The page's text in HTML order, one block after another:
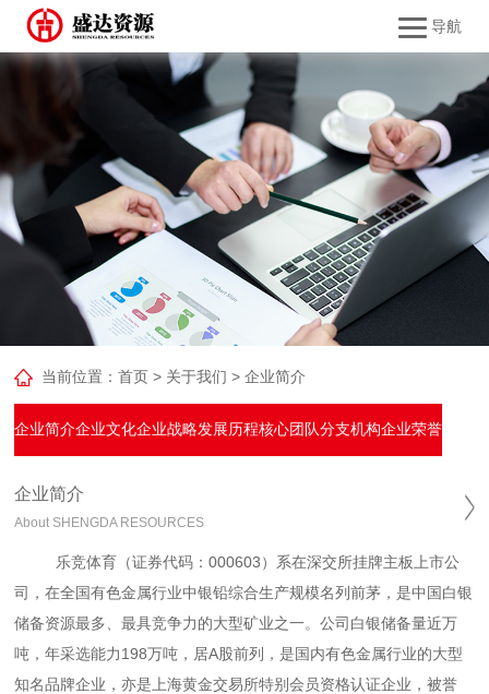
导航
当前位置：首页 > 关于我们 >企业简介
企业简介企业文化企业战略发展历程核心团队分支机构企业荣誉
企业简介
About SHENGDA RESOURCES
乐竞体育（证券代码： 000603）系在深交所挂牌主板上市公
司，在全国有色金属行业中银铅综合生产规模名列前茅，是中国白银
储备资源最多、最具竞争力的大型矿业之一。公司 白银储备量近万
吨，年采选能力198万吨，居A股前列，是国内有色金属行业的大型
知名品牌企业，亦是上海黄金交易所特别会员资格认证企业，被誉